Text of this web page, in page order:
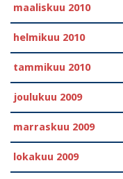
maaliskuu 2010
helmikuu 2010
tammikuu 2010
joulukuu 2009
marraskuu 2009
lokakuu 2009